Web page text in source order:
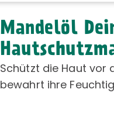
Mandelöl
Schützt die Haut vor
bewahrt ihre